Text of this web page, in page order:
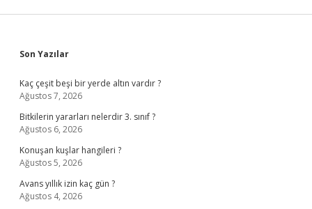
Sidebar
Son Yazılar
Kaç çeşit beşi bir yerde altın vardır ?
Ağustos 7, 2026
Bitkilerin yararları nelerdir 3. sınıf ?
Ağustos 6, 2026
Konuşan kuşlar hangileri ?
Ağustos 5, 2026
Avans yıllık izin kaç gün ?
Ağustos 4, 2026